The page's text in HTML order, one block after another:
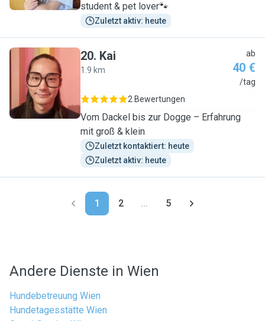
student & pet lover🐾
Zuletzt aktiv: heute
K
20. Kai
1.9 km
ab
40 €
/tag
2 Bewertungen
Vom Dackel bis zur Dogge – Erfahrung
mit groß & klein
Zuletzt kontaktiert: heute
Zuletzt aktiv: heute
1 2 ... 5
Andere Dienste in Wien
Hundebetreuung Wien
Hundetagesstätte Wien